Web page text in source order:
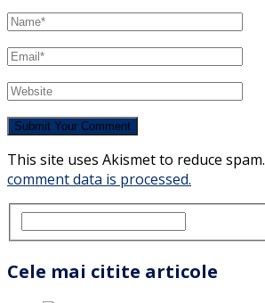
This site uses Akismet to reduce spam.
comment data is processed.
Cele mai citite articole